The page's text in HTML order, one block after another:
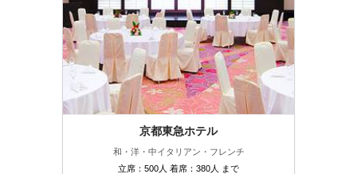
京都東急ホテル
和・洋・中イタリアン・フレンチ
立席：500人 着席：380人 まで